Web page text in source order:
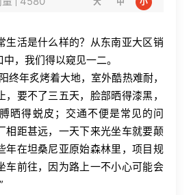
生活是什么样的？从东南亚大区销
，我们得以窥见一二。
终年炙烤着大地，室外酷热难耐，
要不了三五天，脸部晒得漆黑，
晒得蜕皮；交通不便是常见的问
相距甚远，一天下来光坐车就要颠
年在坦桑尼亚原始森林里，项目规
车前往，因为路上一不小心可能会